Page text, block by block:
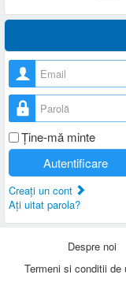
Nume utilizator
Parolă
Ţine-mă minte
Autentificare
Creaţi un cont
Aţi uitat parola?
Despre noi
Termeni si conditii de